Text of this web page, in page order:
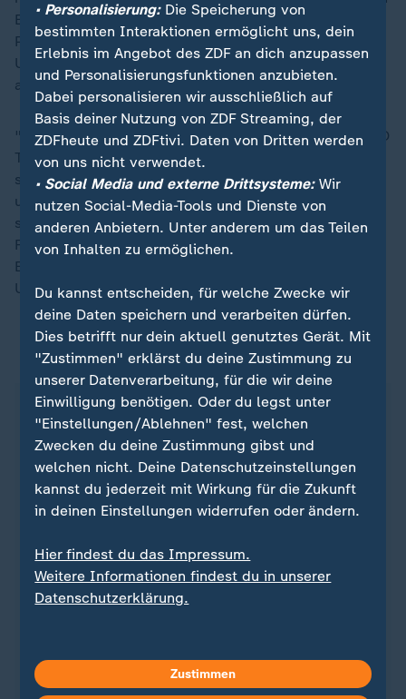
Euro ab. Das entsprach einem Wachstum von 15
Prozent im Vergleich zu 2022. Knapp 80 Prozent des
Umsatzes wird inzwischen nach Konzernangaben
außerhalb Spaniens erzielt.
"Isak war ein Vorbild für uns alle", betonte Mango-CEO
Toni Ruiz in der Mitteilung des Unternehmens. "Er hat
sein Leben dem Mango-Projekt gewidmet und einen
unauslöschlichen Eindruck hinterlassen, dank seiner
strategischen Vision, seiner inspirierenden
Führungsqualitäten und seinem unerschütterlichen
Engagement für Werte, die er selbst in unser
Unternehmen eingebracht hat."
ZDFheute auf WhatsApp
• Personalisierung:Die Speicherung von
bestimmten Interaktionen ermöglicht uns, dein
Erlebnis im Angebot des ZDF an dich anzupassen
und Personalisierungsfunktionen anzubieten.
Dabei personalisieren wir ausschließlich auf
Basis deiner Nutzung von ZDF Streaming, der
ZDFheute und ZDFtivi. Daten von Dritten werden
von uns nicht verwendet.
• Social Media und externe Drittsysteme:Wir
nutzen Social-Media-Tools und Dienste von
anderen Anbietern. Unter anderem um das Teilen
von Inhalten zu ermöglichen.
Du kannst entscheiden, für welche Zwecke wir
deine Daten speichern und verarbeiten dürfen.
Dies betrifft nur dein aktuell genutztes Gerät. Mit
"Zustimmen" erklärst du deine Zustimmung zu
unserer Datenverarbeitung, für die wir deine
Einwilligung benötigen. Oder du legst unter
"Einstellungen/Ablehnen" fest, welchen
Zwecken du deine Zustimmung gibst und
welchen nicht. Deine Datenschutzeinstellungen
kannst du jederzeit mit Wirkung für die Zukunft
in deinen Einstellungen widerrufen oder ändern.
Hier findest du das Impressum.
Weitere Informationen findest du in unserer
Datenschutzerklärung.
Zustimmen